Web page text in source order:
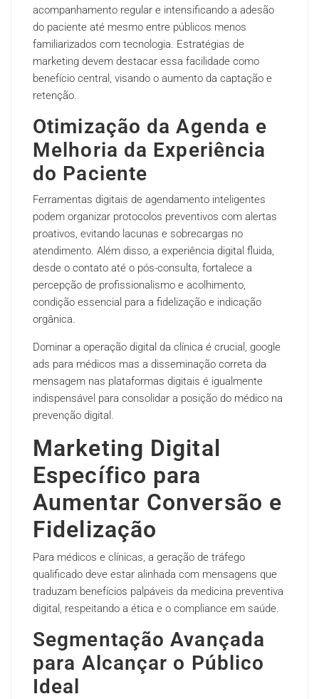
acompanhamento regular e intensificando a adesão
do paciente até mesmo entre públicos menos
familiarizados com tecnologia. Estratégias de
marketing devem destacar essa facilidade como
benefício central, visando o aumento da captação e
retenção.
Otimização da Agenda e
Melhoria da Experiência
do Paciente
Ferramentas digitais de agendamento inteligentes
podem organizar protocolos preventivos com alertas
proativos, evitando lacunas e sobrecargas no
atendimento. Além disso, a experiência digital fluida,
desde o contato até o pós-consulta, fortalece a
percepção de profissionalismo e acolhimento,
condição essencial para a fidelização e indicação
orgânica.
Dominar a operação digital da clínica é crucial, google
ads para médicos mas a disseminação correta da
mensagem nas plataformas digitais é igualmente
indispensável para consolidar a posição do médico na
prevenção digital.
Marketing Digital
Específico para
Aumentar Conversão e
Fidelização
Para médicos e clínicas, a geração de tráfego
qualificado deve estar alinhada com mensagens que
traduzam benefícios palpáveis da medicina preventiva
digital, respeitando a ética e o compliance em saúde.
Segmentação Avançada
para Alcançar o Público
Ideal